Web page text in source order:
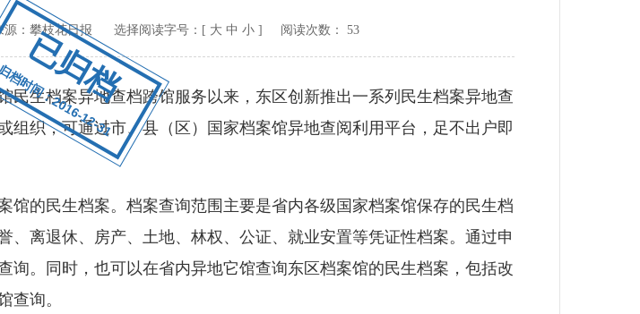
已归档
时间：2016-12-31
： 攀枝花日报 选择阅读字号：[ 大 中 小] 阅读次数： 53
生档案异地查档跨馆服务以来，东区创新推出一系列民生档案异地查
织，可通过市、县（区）国家档案馆异地查阅利用平台，足不出户即
的民生档案。档案查询范围主要是省内各级国家档案馆保存的民生档
离退休、房产、土地、林权、公证、就业安置等凭证性档案。通过申
。同时，也可以在省内异地它馆查询东区档案馆的民生档案，包括改
查询。